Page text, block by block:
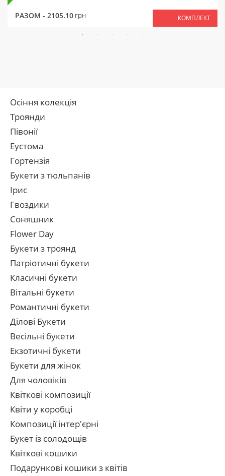
РАЗОМ - 2105.10 грн КОМПЛЕКТ
Осіння колекція
Троянди
Півонії
Еустома
Гортензія
Букети з тюльпанів
Ірис
Гвоздики
Соняшник
Flower Day
Букети з троянд
Патріотичні букети
Класичні букети
Вітальні букети
Романтичні букети
Ділові Букети
Весільні букети
Екзотичні букети
Букети для жінок
Для чоловіків
Квіткові композиції
Квіти у коробці
Композиції інтер'єрні
Букет із солодощів
Квіткові кошики
Подарункові кошики з квітів